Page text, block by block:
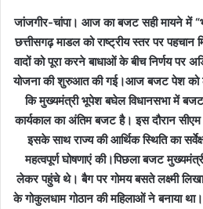
जांजगीर-चांपा। आज का बजट सही मायने में
छत्तीसगढ़ माडल को राष्ट्रीय स्तर पर
वादों को पूरा करने बाधाओं के बीच निर्णय पर
योजना की शुरुआत की गई।आज बजट पेश को
कि मुख्यमंत्री भूपेश बघेल विधानसभा में
कार्यकाल का अंतिम बजट है। इस दौरान
इसके साथ राज्य की आर्थिक स्थिति का
महत्वपूर्ण घोषणाएं की।पिछला बजट
लेकर पहुंचे थे। बैग पर गोमय बसते लक्ष्मी
के गोकुलधाम गोठान की महिलाओं ने बनाया